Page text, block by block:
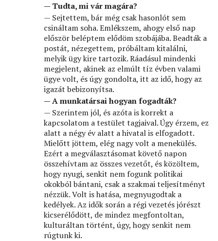
— Tudta, mi vár magára?
— Sejtettem, bár még csak hasonlót sem
csináltam soha. Emlékszem, ahogy első nap
először beléptem elődöm szobájába. Beadták a
postát, nézegettem, próbáltam kitalálni,
melyik ügy kire tartozik. Ráadásul mindenki
megjelent, akinek az elmúlt tíz évben valami
ügye volt, és úgy gondolta, itt az idő, hogy az
igazát bebizonyítsa.
— A munkatársai hogyan fogadták?
— Szerintem jól, és azóta is korrekt a
kapcsolatom a testület tagjaival. Úgy érzem, ez
alatt a négy év alatt a hivatal is elfogadott.
Mielőtt jöttem, elég nagy volt a menekülés.
Ezért a megválasztásomat követő napon
összehívtam az összes vezetőt, és közöltem,
hogy nyugi, senkit nem fogunk politikai
okokból bántani, csak a szakmai teljesítményt
nézzük. Volt is hatása, megnyugodtak a
kedélyek. Az idők során a régi vezetés jórészt
kicserélődött, de mindez megfontoltan,
kulturáltan történt, úgy, hogy senkit nem
rúgtunk ki.